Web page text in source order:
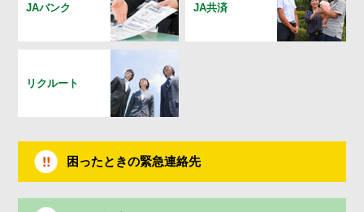
JAバンク JA共済
リクルート
困ったときの緊急連絡先